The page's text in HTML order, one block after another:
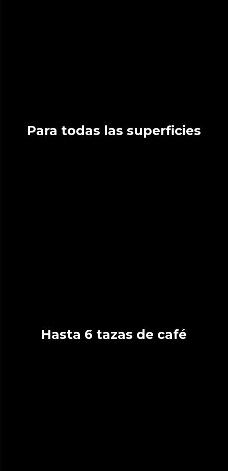
Para todas las superficies
Hasta 6 tazas de café